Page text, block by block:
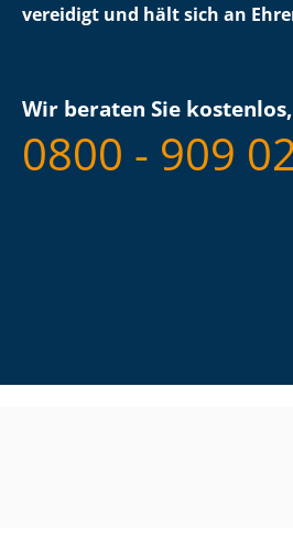
vereidigt und hält sich an
Wir beraten Sie
0800 - 909